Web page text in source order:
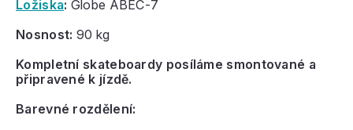
Ložiska: Globe ABEC-7
Nosnost: 90 kg
Kompletní skateboardy posíláme smontované a
připravené k jízdě.
Barevné rozdělení: